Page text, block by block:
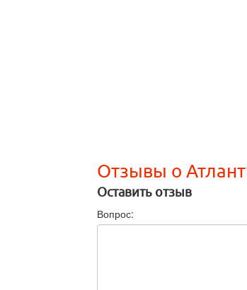
Отзывы о
Оставить отзыв
Вопрос: